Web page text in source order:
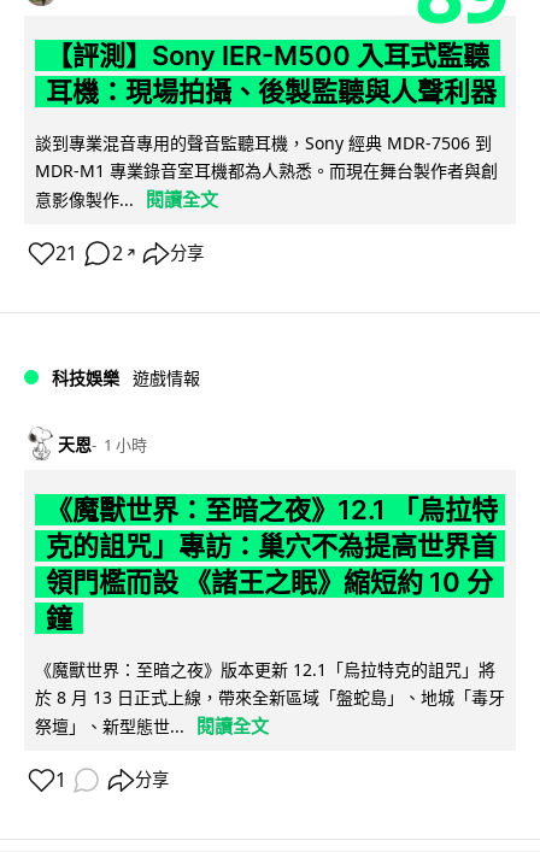
【評測】Sony IER-M500 入耳式監聽
耳機：現場拍攝、後製監聽與人聲利器
談到專業混音專用的聲音監聽耳機，Sony 經典 MDR-7506 到
MDR-M1 專業錄音室耳機都為人熟悉。而現在舞台製作者與創
意影像製作...
閱讀全文
21 2 ↗ 分享
科技娛樂 遊戲情報
天恩 1 小時
《魔獸世界：至暗之夜》12.1 「烏拉特
克的詛咒」專訪：巢穴不為提高世界首
領門檻而設 《諸王之眠》縮短約 10 分
鐘
《魔獸世界：至暗之夜》版本更新 12.1「烏拉特克的詛咒」將
於 8 月 13 日正式上線，帶來全新區域「盤蛇島」、地城「毒牙
祭壇」、新型態世...
閱讀全文
1 分享